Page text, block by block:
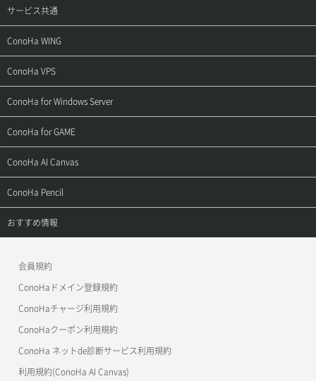
サービス共通
サポートトップ
ご契約・お支払い
用語集
お問い合わせ
ConoHa WING
サポートトップ
ご利用ガイド
お乗り換えガイド
よくある質問
ConoHa VPS
サポートトップ
ご利用ガイド
APIドキュメントVPS2.0
APIドキュメントVPS3.0
ConoHa for Windows Server
サポートトップ
ご利用ガイド
APIドキュメントVPS2.0
APIドキュメントVPS3.0
ConoHa for GAME
サポートトップ
ご利用ガイド
ConoHa AI Canvas
サポートトップ
ご利用ガイド
ConoHa Pencil
サポートトップ
おすすめ情報
美雲このは徹底ガイド
会員規約
ConoHaドメイン登録規約
ConoHaチャージ利用規約
ConoHaクーポン利用規約
ConoHa ネットde診断サービス利用規約
利用規約(ConoHa AI Canvas)